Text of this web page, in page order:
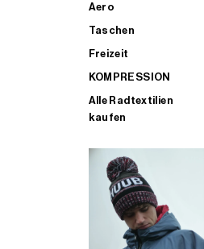
Aero
Taschen
Freizeit
KOMPRESSION
Alle Radtextilien
kaufen